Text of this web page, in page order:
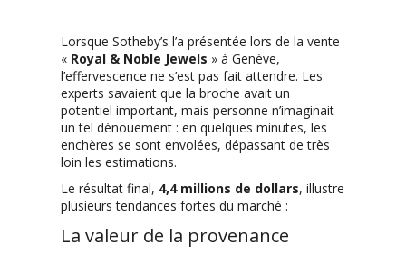
Lorsque Sotheby’s l’a présentée lors de la vente
« Royal & Noble Jewels » à Genève,
l’effervescence ne s’est pas fait attendre. Les
experts savaient que la broche avait un
potentiel important, mais personne n’imaginait
un tel dénouement : en quelques minutes, les
enchères se sont envolées, dépassant de très
loin les estimations.
Le résultat final, 4,4 millions de dollars, illustre
plusieurs tendances fortes du marché :
La valeur de la provenance